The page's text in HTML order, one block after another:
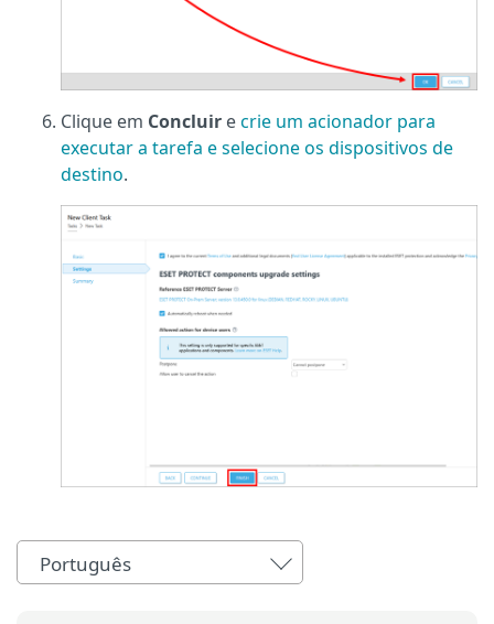
Clique em Concluir ecrie um acionador para
executar a tarefa e selecione os dispositivos de
destino.
Português